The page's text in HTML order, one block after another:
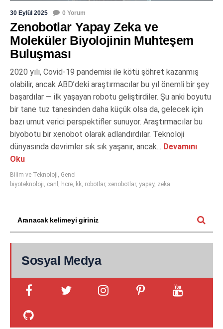
30 Eylül 2025 0 Yorum
Zenobotlar Yapay Zeka ve
Moleküler Biyolojinin Muhteşem
Buluşması
2020 yılı, Covid-19 pandemisi ile kötü şöhret kazanmış
olabilir, ancak ABD’deki araştırmacılar bu yıl önemli bir şey
başardılar — ilk yaşayan robotu geliştirdiler. Şu anki boyutu
bir tane tuz tanesinden daha küçük olsa da, gelecek için
bazı umut verici perspektifler sunuyor. Araştırmacılar bu
biyobotu bir xenobot olarak adlandırdılar. Teknoloji
dünyasında devrimler sık sık yaşanır, ancak... Devamını
Oku
Bilim ve Teknoloji, Genel
biyoteknoloji, canl , hcre, kk, robotlar, xenobotlar, yapay, zeka
Sosyal Medya